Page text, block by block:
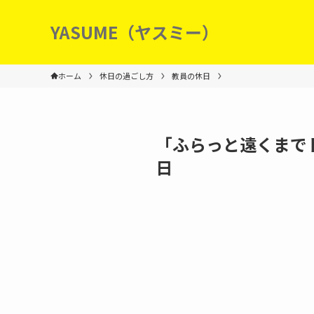
YASUME（ヤスミー）
ホーム 休日の過ごし方 教員の休日
「ふらっと遠くま
日